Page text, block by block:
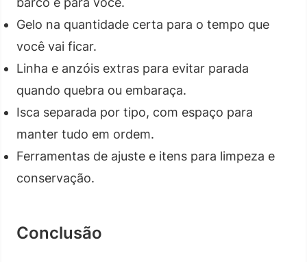
Gelo na quantidade certa para o tempo que
você vai ficar.
Linha e anzóis extras para evitar parada
quando quebra ou embaraça.
Isca separada por tipo, com espaço para
manter tudo em ordem.
Ferramentas de ajuste e itens para limpeza e
conservação.
Conclusão